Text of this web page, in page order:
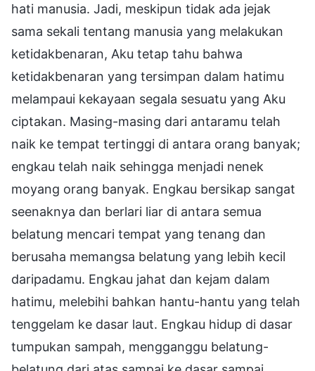
hati manusia. Jadi, meskipun tidak ada jejak
sama sekali tentang manusia yang melakukan
ketidakbenaran, Aku tetap tahu bahwa
ketidakbenaran yang tersimpan dalam hatimu
melampaui kekayaan segala sesuatu yang Aku
ciptakan. Masing-masing dari antaramu telah
naik ke tempat tertinggi di antara orang banyak;
engkau telah naik sehingga menjadi nenek
moyang orang banyak. Engkau bersikap sangat
seenaknya dan berlari liar di antara semua
belatung mencari tempat yang tenang dan
berusaha memangsa belatung yang lebih kecil
daripadamu. Engkau jahat dan kejam dalam
hatimu, melebihi bahkan hantu-hantu yang telah
tenggelam ke dasar laut. Engkau hidup di dasar
tumpukan sampah, mengganggu belatung-